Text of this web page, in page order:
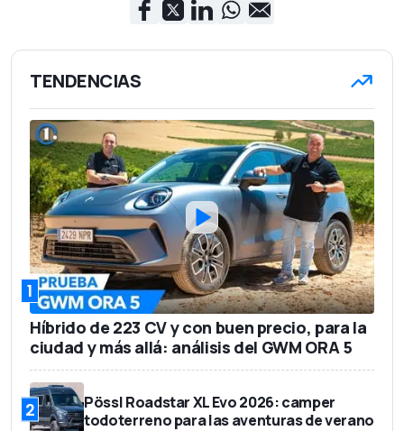
TENDENCIAS
1
Híbrido de 223 CV y con buen precio, para la
ciudad y más allá: análisis del GWM ORA 5
2
Pössl Roadstar XL Evo 2026: camper
todoterreno para las aventuras de verano